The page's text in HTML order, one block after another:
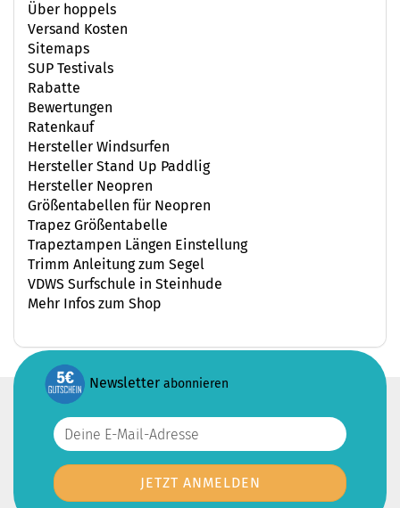
Über hoppels
Versand Kosten
Sitemaps
SUP Testivals
Rabatte
Bewertungen
Ratenkauf
Hersteller Windsurfen
Hersteller Stand Up Paddlig
Hersteller Neopren
Größentabellen für Neopren
Trapez Größentabelle
Trapeztampen Längen Einstellung
Trimm Anleitung zum Segel
VDWS Surfschule in Steinhude
Mehr Infos zum Shop
Newsletter abonnieren